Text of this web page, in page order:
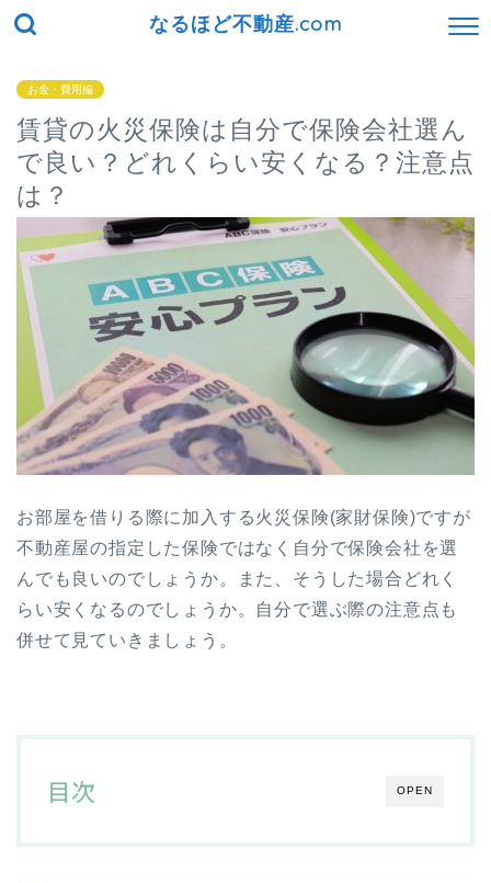
なるほど不動産.com
お金・費用編
賃貸の火災保険は自分で保険会社選ん
で良い？どれくらい安くなる？注意点
は？
お部屋を借りる際に加入する火災保険(家財保険)ですが
不動産屋の指定した保険ではなく自分で保険会社を選
んでも良いのでしょうか。また、そうした場合どれく
らい安くなるのでしょうか。自分で選ぶ際の注意点も
併せて見ていきましょう。
OPEN
目次